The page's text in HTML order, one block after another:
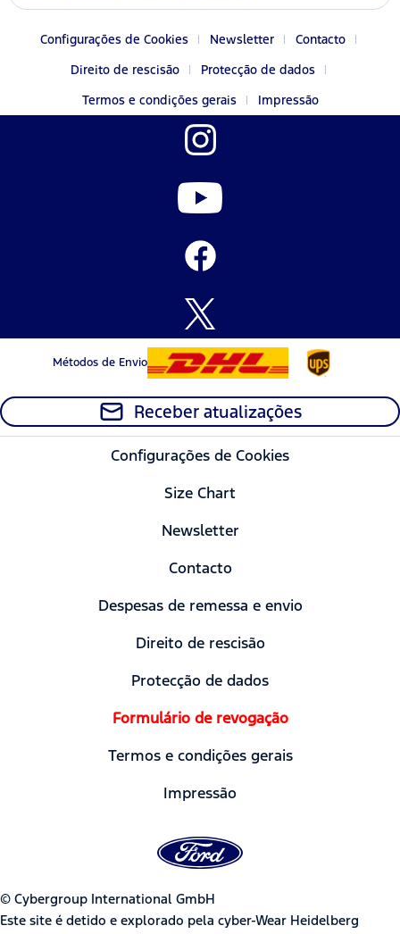
Configurações de Cookies Newsletter
Contacto
Direito de rescisão
Protecção de dados
Termos e condições gerais
Impressão
Métodos de Envio
Receber atualizações
Configurações de Cookies
Size Chart
Newsletter
Contacto
Despesas de remessa e envio
Direito de rescisão
Protecção de dados
Formulário de revogação
Termos e condições gerais
Impressão
© Cybergroup International GmbH
Este site é detido e explorado pela cyber-Wear Heidelberg